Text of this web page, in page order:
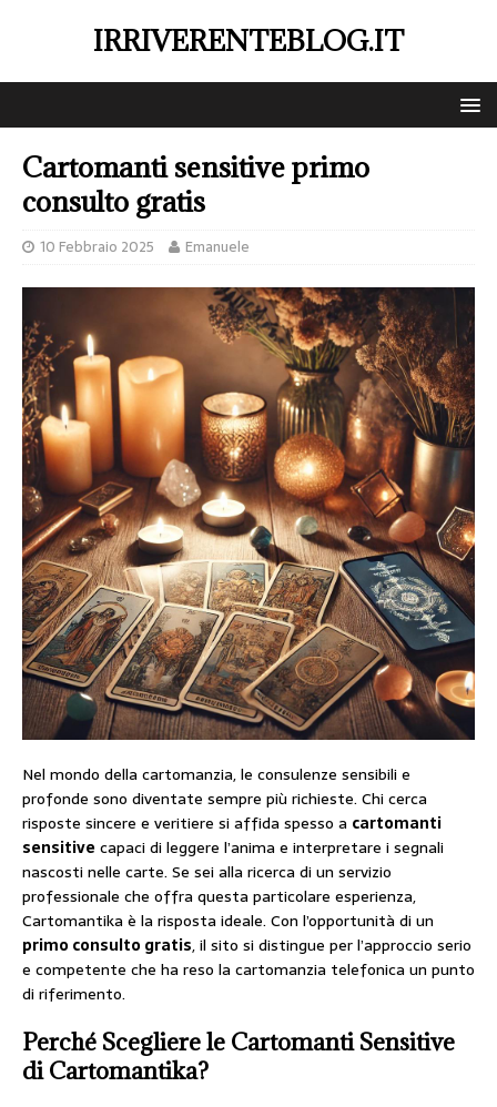
IRRIVERENTEBLOG.IT
Cartomanti sensitive primo
consulto gratis
10 Febbraio 2025 Emanuele
Nel mondo della cartomanzia, le consulenze sensibili e
profonde sono diventate sempre più richieste. Chi cerca
risposte sincere e veritiere si affida spesso a cartomanti
sensitive capaci di leggere l’anima e interpretare i segnali
nascosti nelle carte. Se sei alla ricerca di un servizio
professionale che offra questa particolare esperienza,
Cartomantika è la risposta ideale. Con l’opportunità di un
primo consulto gratis, il sito si distingue per l’approccio serio
e competente che ha reso la cartomanzia telefonica un punto
di riferimento.
Perché Scegliere le Cartomanti Sensitive
di Cartomantika?